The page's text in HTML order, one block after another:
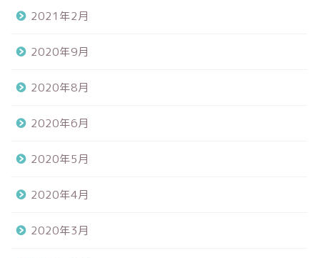
2021年2月
2020年9月
2020年8月
2020年6月
2020年5月
2020年4月
2020年3月